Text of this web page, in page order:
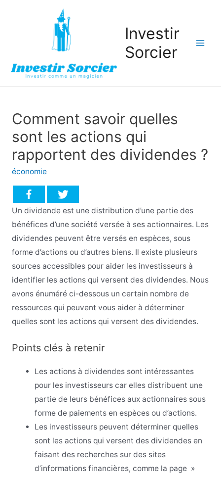
Investir
Sorcier
Comment savoir quelles
sont les actions qui
rapportent des dividendes ?
économie
Un dividende est une distribution d’une partie des
bénéfices d’une société versée à ses actionnaires. Les
dividendes peuvent être versés en espèces, sous
forme d’actions ou d’autres biens. Il existe plusieurs
sources accessibles pour aider les investisseurs à
identifier les actions qui versent des dividendes. Nous
avons énuméré ci-dessous un certain nombre de
ressources qui peuvent vous aider à déterminer
quelles sont les actions qui versent des dividendes.
Points clés à retenir
Les actions à dividendes sont intéressantes
pour les investisseurs car elles distribuent une
partie de leurs bénéfices aux actionnaires sous
forme de paiements en espèces ou d’actions.
Les investisseurs peuvent déterminer quelles
sont les actions qui versent des dividendes en
faisant des recherches sur des sites
d’informations financières, comme la page »